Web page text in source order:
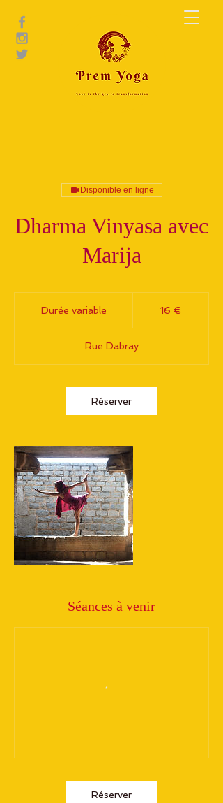
Disponible en ligne
Dharma Vinyasa avec
Marija
Durée variable
é
e
a
r
i
l
e
16 €
Rue Dabray
Réserver
Séances à venir
Réserver